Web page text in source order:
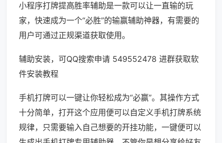
小程序打牌提高胜率辅助是一款可以让一直输的玩
家，快速成为一个“必胜”的输赢辅助神器，有需要的
用户可通过正规渠道获取使用。
辅助安装，可QQ搜索申请 549552478 进群获取软
件安装教程
手机打牌可以一键让你轻松成为“必赢”。其操作方式
十分简单，打开这个应用便可以自定义手机打牌系统
规律，只需要输入自己想要的开挂功能，一键便可以